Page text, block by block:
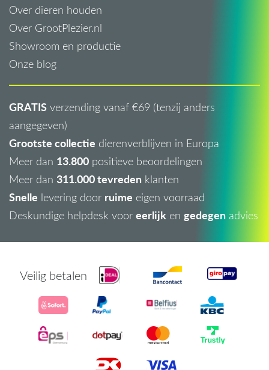
Over dieren houden
Over GrootPlezier.nl
Showroom en productie
Onze blog
GRATIS verzending vanaf €69 (tenzij anders
aangegeven)
Grootste collectie dierenverblijven in Europa
Meer dan 13.800 positieve beoordelingen
Meer dan 311.000 tevreden klanten
Snelle levering door ruime eigen voorraad
Deskundige helpdesk voor eerlijk en gedegen advies
Veilig betalen